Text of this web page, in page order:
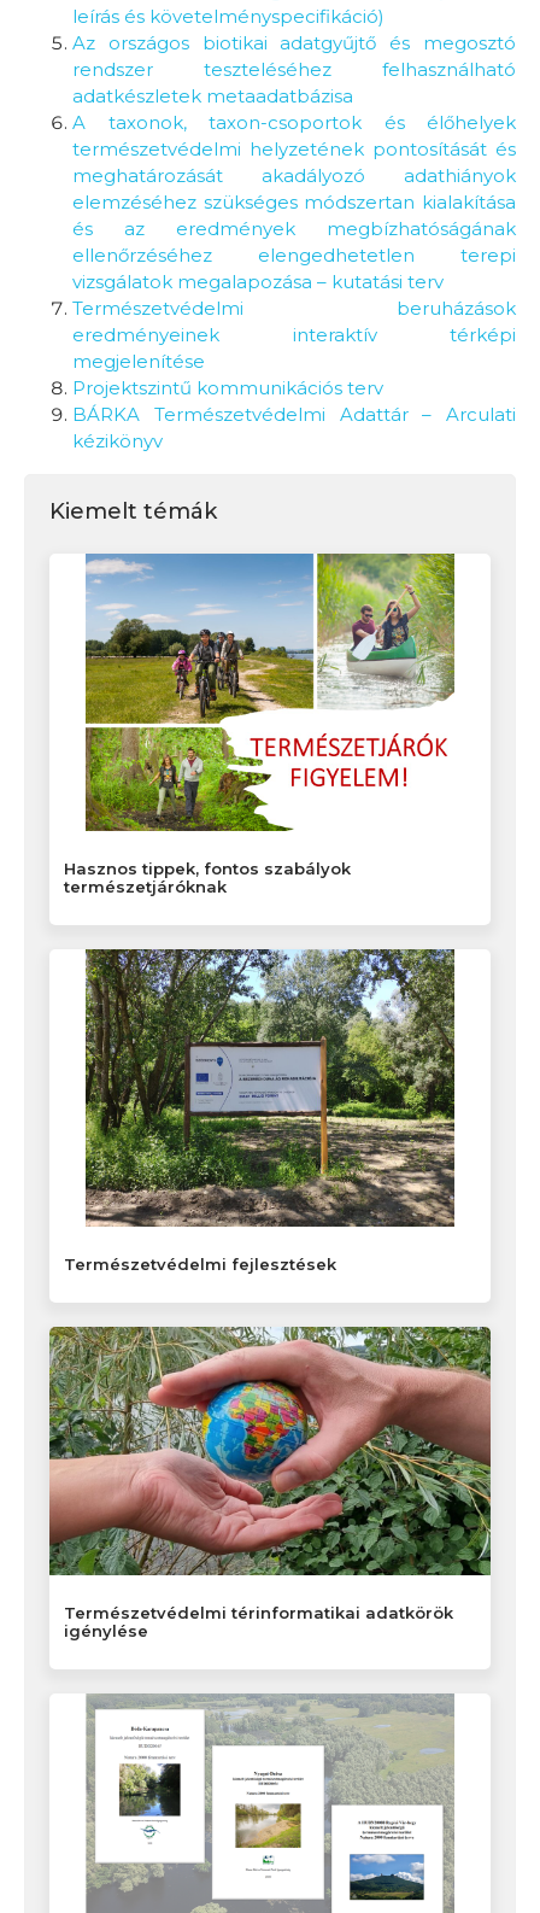
leírás és követelményspecifikáció)
Az országos biotikai adatgyűjtő és megosztó
rendszer teszteléséhez felhasználható
adatkészletek metaadatbázisa
A taxonok, taxon-csoportok és élőhelyek
természetvédelmi helyzetének pontosítását és
meghatározását akadályozó adathiányok
elemzéséhez szükséges módszertan kialakítása
és az eredmények megbízhatóságának
ellenőrzéséhez elengedhetetlen terepi
vizsgálatok megalapozása – kutatási terv
Természetvédelmi beruházások
eredményeinek interaktív térképi
megjelenítése
Projektszintű kommunikációs terv
BÁRKA Természetvédelmi Adattár – Arculati
kézikönyv
Kiemelt témák
Hasznos tippek, fontos szabályok
természetjáróknak
Természetvédelmi fejlesztések
Természetvédelmi térinformatikai adatkörök
igénylése